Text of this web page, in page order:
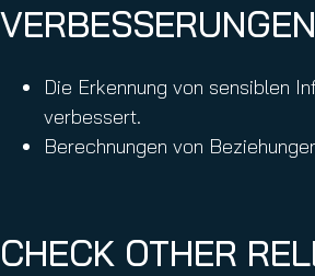
VERBESSERUNGEN
Die Erkennung von sensiblen
verbessert.
Berechnungen von
CHECK OTHER